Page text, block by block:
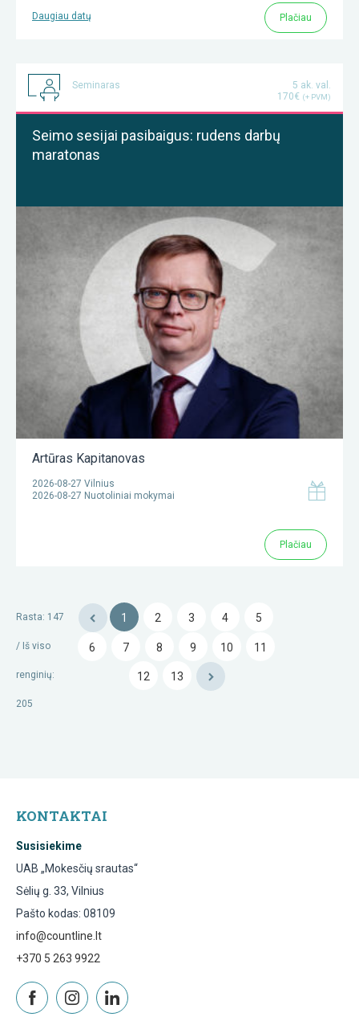
Daugiau datų Plačiau
Seminaras
5 ak. val.
170€ (+ PVM)
Seimo sesijai pasibaigus: rudens darbų
maratonas
Artūras Kapitanovas
2026-08-27 Vilnius
2026-08-27 Nuotoliniai mokymai
Plačiau
Rasta: 147
/ Iš viso
renginių:
205
1 2 3 4 5
6 7 8 9 10 11
12 13
KONTAKTAI
Susisiekime
UAB „Mokesčių srautas“
Sėlių g. 33, Vilnius
Pašto kodas: 08109
info@countline.lt
+370 5 263 9922